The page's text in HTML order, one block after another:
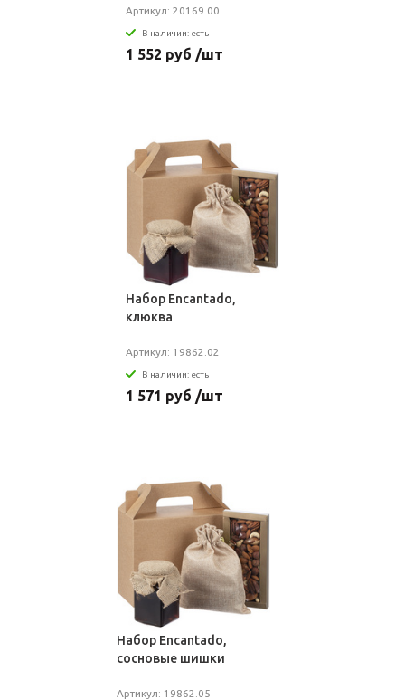
Артикул: 20169.00
В наличии: есть
1 552 руб /шт
Набор Encantado,
клюква
Артикул: 19862.02
В наличии: есть
1 571 руб /шт
Набор Encantado,
сосновые шишки
Артикул: 19862.05